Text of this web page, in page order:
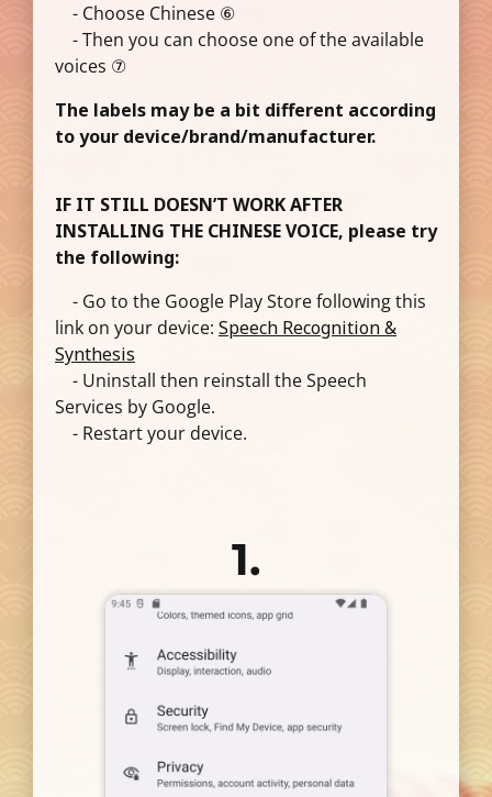
- Choose Chinese ⑥
- Then you can choose one of the available
voices ⑦
The labels may be a bit different according
to your device/brand/manufacturer.
IF IT STILL DOESN’T WORK AFTER
INSTALLING THE CHINESE VOICE, please try
the following:
- Go to the Google Play Store following this
link on your device: Speech Recognition &
Synthesis
- Uninstall then reinstall the Speech
Services by Google.
- Restart your device.
1.